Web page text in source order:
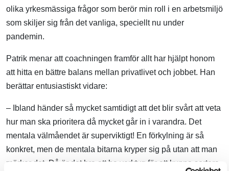
olika yrkesmässiga frågor som berör min roll i en arbetsmiljö
som skiljer sig från det vanliga, speciellt nu under
pandemin.
Patrik menar att coachningen framför allt har hjälpt honom
att hitta en bättre balans mellan privatlivet och jobbet. Han
berättar entusiastiskt vidare:
– Ibland händer så mycket samtidigt att det blir svårt att veta
hur man ska prioritera då mycket går in i varandra. Det
mentala välmåendet är superviktigt! En förkylning är så
konkret, men de mentala bitarna kryper sig på utan att man
märker det. Då är det bra att ha verktyg för att kunna sortera